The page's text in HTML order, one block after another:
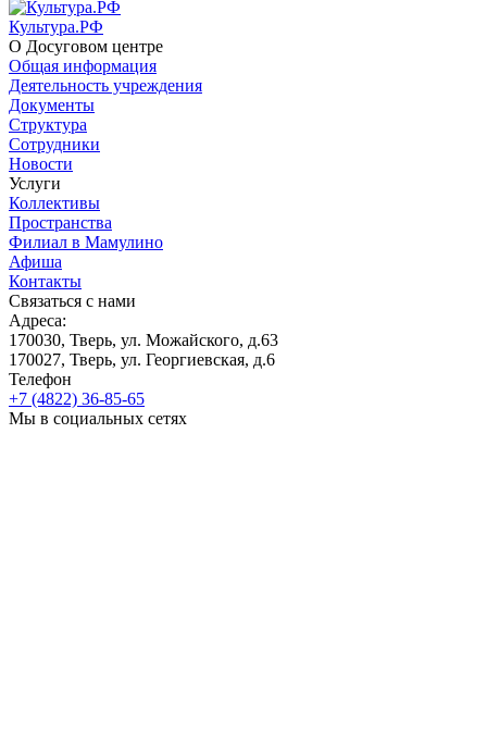
Культура.РФ
О Досуговом центре
Общая информация
Деятельность учреждения
Документы
Структура
Сотрудники
Новости
Услуги
Коллективы
Пространства
Филиал в Мамулино
Афиша
Контакты
Связаться с нами
Адреса:
170030, Тверь, ул. Можайского, д.63
170027, Тверь, ул. Георгиевская, д.6
Телефон
+7 (4822) 36-85-65
Мы в социальных сетях